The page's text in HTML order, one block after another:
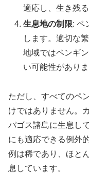
適応し、生き残
生息地の制限: ペ
します。適切な
地域ではペンギ
い可能性がありま
ただし、すべてのペ
けではありません。
パゴス諸島に生息し
にも適応できる例外
例は稀であり、ほと
息しています。